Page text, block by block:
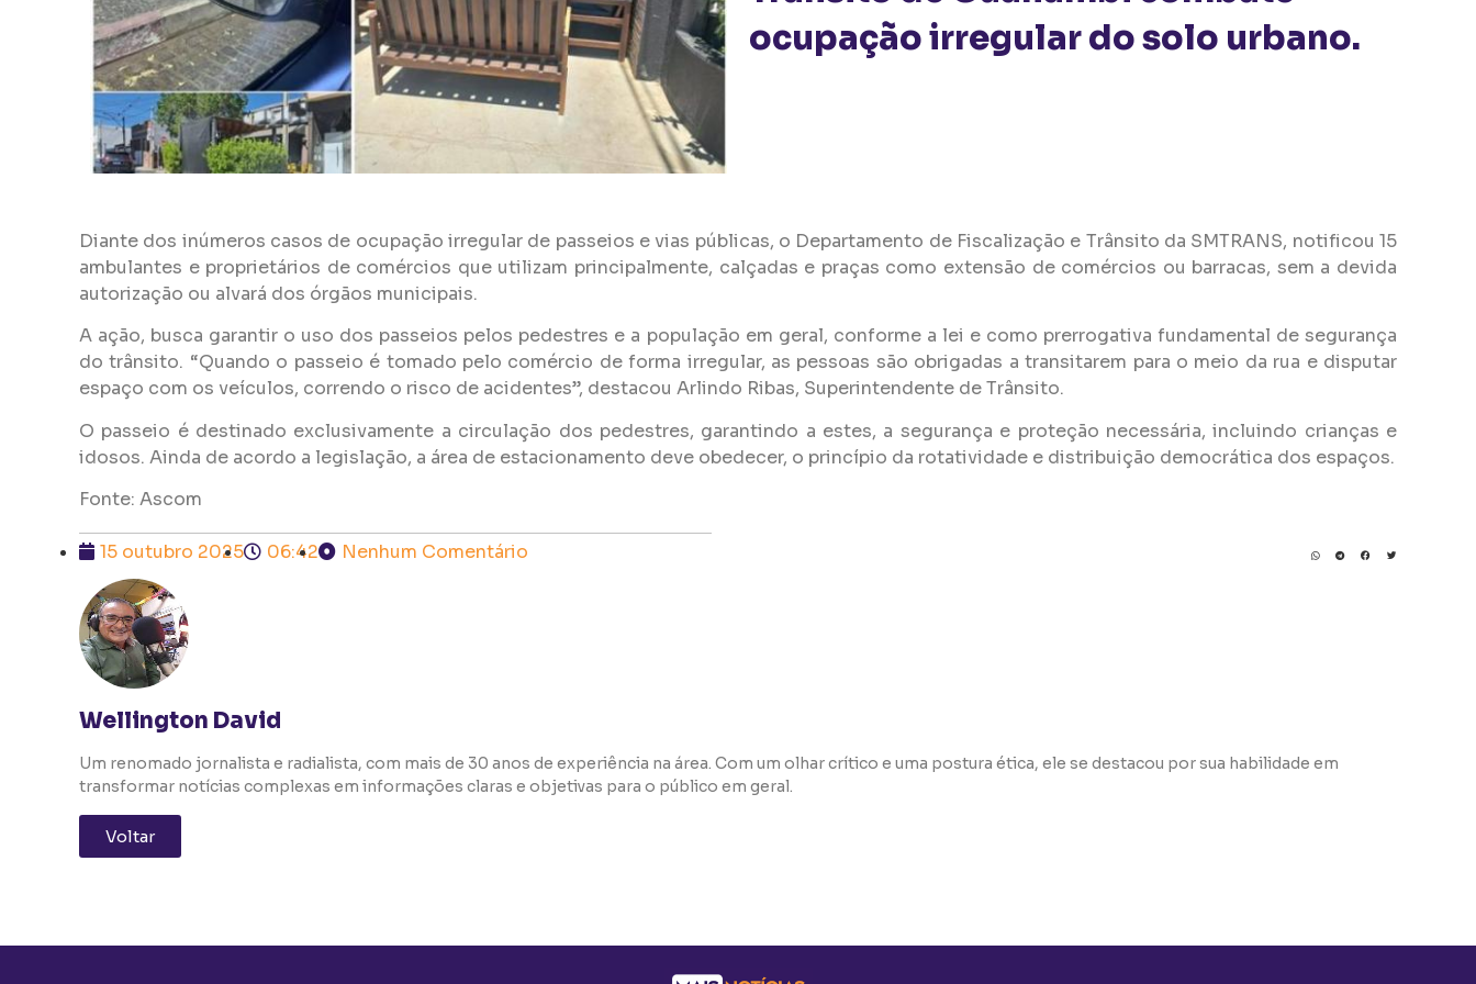
ocupação irregular do solo urbano.
Diante dos inúmeros casos de ocupação irregular de passeios e vias públicas, o Departamento de Fiscalização e Trânsito da SMTRANS, notificou 15
ambulantes e proprietários de comércios que utilizam principalmente, calçadas e praças como extensão de comércios ou barracas, sem a devida
autorização ou alvará dos órgãos municipais.
A ação, busca garantir o uso dos passeios pelos pedestres e a população em geral, conforme a lei e como prerrogativa fundamental de segurança
do trânsito. “Quando o passeio é tomado pelo comércio de forma irregular, as pessoas são obrigadas a transitarem para o meio da rua e disputar
espaço com os veículos, correndo o risco de acidentes”, destacou Arlindo Ribas, Superintendente de Trânsito.
O passeio é destinado exclusivamente a circulação dos pedestres, garantindo a estes, a segurança e proteção necessária, incluindo crianças e
idosos. Ainda de acordo a legislação, a área de estacionamento deve obedecer, o princípio da rotatividade e distribuição democrática dos espaços.
Fonte: Ascom
15 outubro 2025 06:42 Nenhum Comentário
Wellington David
Um renomado jornalista e radialista, com mais de 30 anos de experiência na área. Com um olhar crítico e uma postura ética, ele se destacou por sua habilidade em
transformar notícias complexas em informações claras e objetivas para o público em geral.
Voltar